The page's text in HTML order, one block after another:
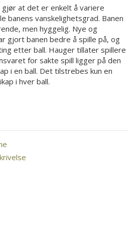
at det er enkelt å variere
banens vanskelighetsgrad. Banen
men hyggelig. Nye og
gjort banen bedre å spille på, og
etter ball. Hauger tillater spillere
for sakte spill ligger på den
i en ball. Det tilstrebes kun en
i hver ball.